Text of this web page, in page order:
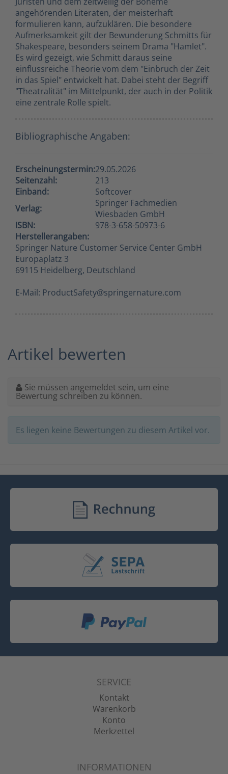
angehörenden Literaten, der meisterhaft
formulieren kann, aufzuklären. Die besondere
Aufmerksamkeit gilt der Bewunderung Schmitts für
Shakespeare, besonders seinem Drama "Hamlet".
Es wird gezeigt, wie Schmitt daraus seine
einflussreiche Theorie vom dem "Einbruch der Zeit
in das Spiel" entwickelt hat. Dabei steht der Begriff
"Theatralität" im Mittelpunkt, der auch in der Politik
eine zentrale Rolle spielt.
Bibliographische Angaben:
Erscheinungstermin:29.05.2026
Seitenzahl:
213
Einband:
Softcover
Verlag:
Springer Fachmedien
Wiesbaden GmbH
ISBN:
978-3-658-50973-6
Herstellerangaben:
Springer Nature Customer Service Center GmbH
Europaplatz 3
69115 Heidelberg, Deutschland
E-Mail: ProductSafety@springernature.com
Artikel bewerten
Sie müssen angemeldet sein, um eine
Bewertung schreiben zu können.
Es liegen keine Bewertungen zu diesem Artikel vor.
SERVICE
Kontakt
Warenkorb
Konto
Merkzettel
INFORMATIONEN